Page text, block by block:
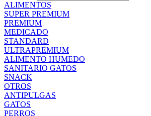
ALIMENTOS
SUPER PREMIUM
PREMIUM
MEDICADO
STANDARD
ULTRAPREMIUM
ALIMENTO HUMEDO
SANITARIO GATOS
SNACK
OTROS
ANTIPULGAS
GATOS
PERROS